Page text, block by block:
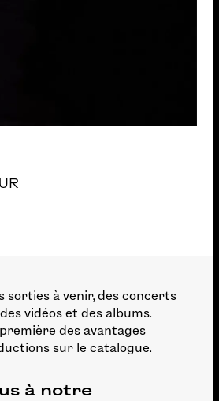
sorties à venir, des concerts
vidéos et des albums.
des avantages
sur le catalogue.
à notre